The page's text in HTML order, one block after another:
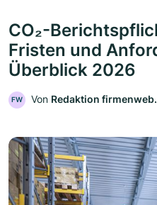
CO₂-
Fristen und
Überblick 2026
FW Von Redaktion